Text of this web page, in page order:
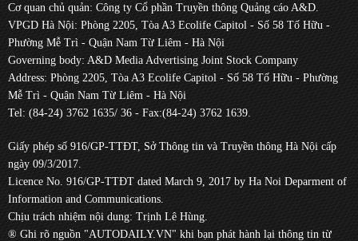
Cơ quan chủ quản: Công ty Cổ phần Truyền thông Quảng cáo A&D.
VPGD Hà Nội: Phòng 2205, Tòa A3 Ecolife Capitol - Số 58 Tố Hữu -
Phường Mễ Trì - Quận Nam Từ Liêm - Hà Nội
Governing body: A&D Media Advertising Joint Stock Company
Address: Phòng 2205, Tòa A3 Ecolife Capitol - Số 58 Tố Hữu - Phường
Mễ Trì - Quận Nam Từ Liêm - Hà Nội
Tel: (84-24) 3762 1635/ 36 - Fax:(84-24) 3762 1639.
Giấy phép số 916/GP-TTĐT, Sở Thông tin và Truyền thông Hà Nội cấp
ngày 09/3/2017.
Licence No. 916/GP-TTĐT dated March 9, 2017 by Ha Noi Deparment of
Information and Communications.
Chịu trách nhiệm nội dung: Trịnh Lê Hùng.
® Ghi rõ nguồn "AUTODAILY.VN" khi bạn phát hành lại thông tin từ